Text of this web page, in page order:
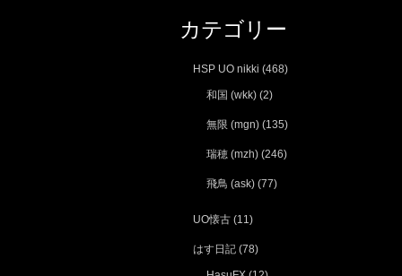
カテゴリー
HSP UO nikki (468)
和国 (wkk) (2)
無限 (mgn) (135)
瑞穂 (mzh) (246)
飛鳥 (ask) (77)
UO懐古 (11)
はす日記 (78)